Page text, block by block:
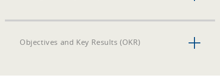
Objectives and Key Results (OKR)